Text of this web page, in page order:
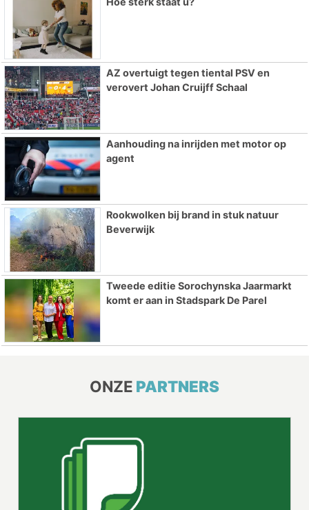
AZ overtuigt tegen tiental PSV en
verovert Johan Cruijff Schaal
Aanhouding na inrijden met motor op
agent
Rookwolken bij brand in stuk natuur
Beverwijk
Tweede editie Sorochynska Jaarmarkt
komt er aan in Stadspark De Parel
ONZE PARTNERS